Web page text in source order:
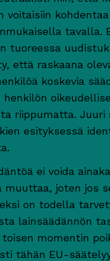
voitaisiin kohdentaa
tavalla.
tuoreessa
että raskaana
koskevia
henkilön
riippumatta. Juuri
esityksessä
ei voida
muuttaa, joten jos
on todella
lainsäädännön
momentin
tähän EU-